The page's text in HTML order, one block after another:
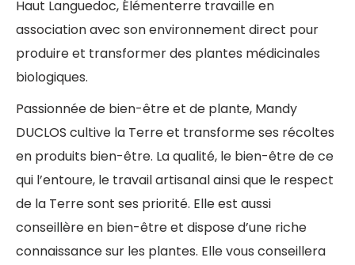
Haut Languedoc, Élémenterre travaille en
association avec son environnement direct pour
produire et transformer des plantes médicinales
biologiques.
Passionnée de bien-être et de plante, Mandy
DUCLOS cultive la Terre et transforme ses récoltes
en produits bien-être. La qualité, le bien-être de ce
qui l’entoure, le travail artisanal ainsi que le respect
de la Terre sont ses priorité. Elle est aussi
conseillère en bien-être et dispose d’une riche
connaissance sur les plantes. Elle vous conseillera